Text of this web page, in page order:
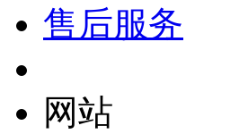
售后服务
网站